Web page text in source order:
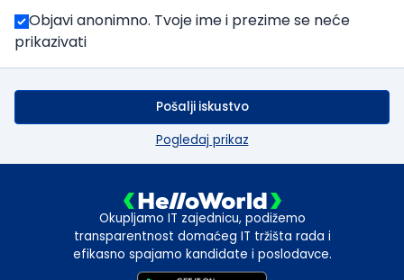
Objavi anonimno. Tvoje ime i prezime se neće
prikazivati
Pošalji iskustvo
Pogledaj prikaz
Okupljamo IT zajednicu, podižemo
transparentnost domaćeg IT tržišta rada i
efikasno spajamo kandidate i poslodavce.